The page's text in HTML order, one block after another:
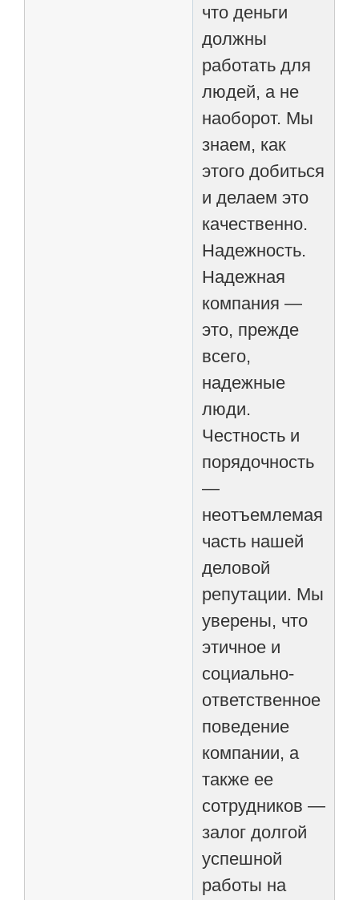
что деньги
должны
работать для
людей, а не
наоборот. Мы
знаем, как
этого добиться
и делаем это
качественно.
Надежность.
Надежная
компания —
это, прежде
всего,
надежные
люди.
Честность и
порядочность
—
неотъемлемая
часть нашей
деловой
репутации. Мы
уверены, что
этичное и
социально-
ответственное
поведение
компании, а
также еe
сотрудников —
залог долгой
успешной
работы на